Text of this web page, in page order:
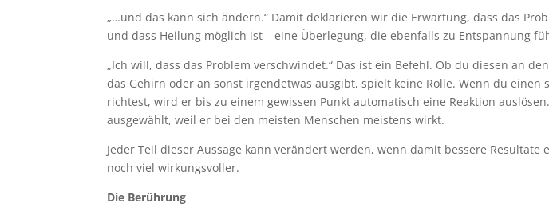
„…und das kann sich ändern.“ Damit deklarieren wir die Erwartung, dass das
und dass Heilung möglich ist – eine Überlegung, die ebenfalls zu Entspannung
„Ich will, dass das Problem verschwindet.“ Das ist ein Befehl. Ob du diesen an
das Gehirn oder an sonst irgendetwas ausgibt, spielt keine Rolle. Wenn du einen
richtest, wird er bis zu einem gewissen Punkt automatisch eine Reaktion
ausgewählt, weil er bei den meisten Menschen meistens wirkt.
Jeder Teil dieser Aussage kann verändert werden, wenn damit bessere
noch viel wirkungsvoller.
Die Berührung